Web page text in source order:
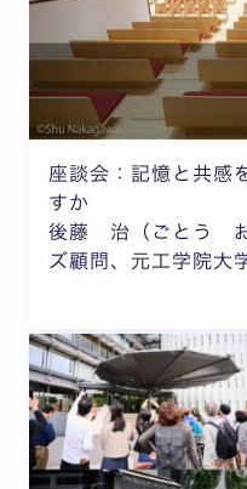
座談会：記憶と共
すか
後藤 治（ごとう お
ズ顧問、元工学院大